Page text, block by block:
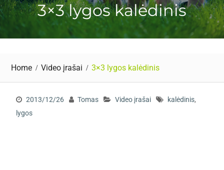
3×3 lygos kalėdinis
Home Video įrašai 3×3 lygos kalėdinis
2013/12/26 Tomas Video įrašai kalėdinis,
lygos